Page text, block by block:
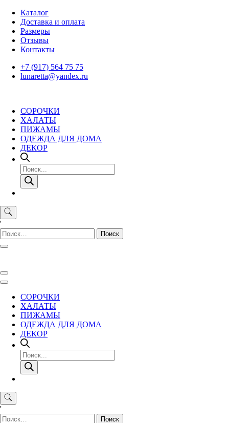
Skip
content
Каталог
Доставка и оплата
Размеры
Отзывы
Контакты
+7 (917) 564 75 75
lunaretta@yandex.ru
СОРОЧКИ
ХАЛАТЫ
ПИЖАМЫ
ОДЕЖДА ДЛЯ ДОМА
ДЕКОР
Поиск
товаров
'
Найти:
СОРОЧКИ
ХАЛАТЫ
ПИЖАМЫ
ОДЕЖДА ДЛЯ ДОМА
ДЕКОР
Поиск
товаров
'
Найти: